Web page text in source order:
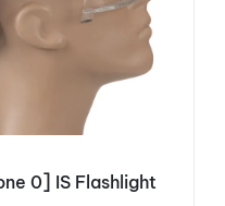
0] IS Flashlight